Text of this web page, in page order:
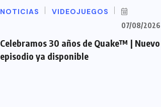
NOTICIAS VIDEOJUEGOS
07/08/2026
Celebramos 30 años de Quake™ | Nuevo
episodio ya disponible